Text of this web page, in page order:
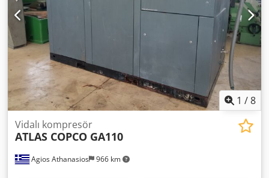
1 /8
Agios Athanasios 966 km
Vidalı kompresör
ATLAS COPCO GA110